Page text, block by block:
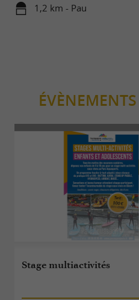
1,2 km - Pau
ÉVÈNEMENTS
Stage multiactivités